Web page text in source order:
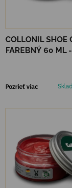
COLLONIL SHOE
FAREBNÝ 60 ML
Pozrieť viac